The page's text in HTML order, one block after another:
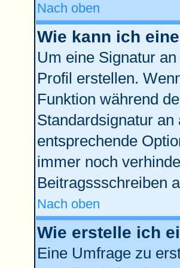
Nach oben
Wie kann ich
Um eine Signatur
Profil erstellen.
Funktion während
Standardsignatur
entsprechende
immer noch
Beitragssschreiben
Nach oben
Wie erstelle ich
Eine Umfrage zu